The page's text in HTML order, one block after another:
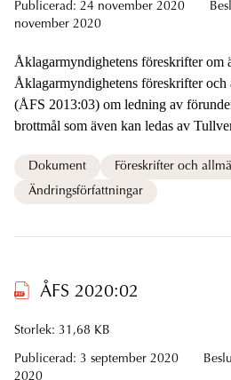
Publicerad: 24 november 2020
november 2020
Åklagarmyndighetens föreskrifter om
Åklagarmyndighetens föreskrifter och
(ÅFS 2013:03) om ledning av
brottmål som även kan ledas av
Dokument
Föreskrifter och
Ändringsförfattningar
ÅFS 2020:02
Storlek: 31,68 KB
Publicerad: 3 september 2020
2020